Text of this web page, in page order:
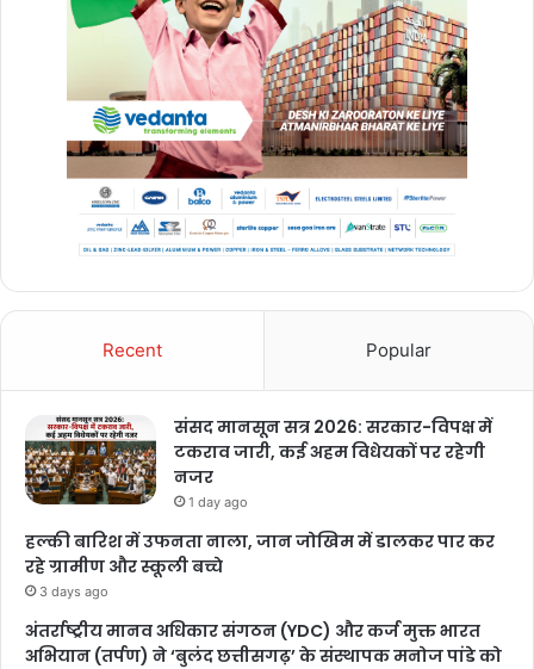
Recent Popular
संसद मानसून सत्र 2026: सरकार-विपक्ष में
टकराव जारी, कई अहम विधेयकों पर रहेगी
नजर
1 day ago
हल्की बारिश में उफनता नाला, जान जोखिम में डालकर पार कर
रहे ग्रामीण और स्कूली बच्चे
3 days ago
अंतर्राष्ट्रीय मानव अधिकार संगठन (YDC) और कर्ज मुक्त भारत
अभियान (तर्पण) ने ‘बुलंद छत्तीसगढ़’ के संस्थापक मनोज पांडे को